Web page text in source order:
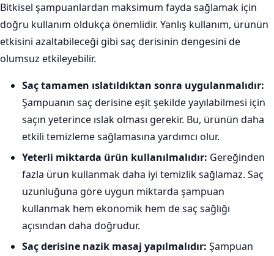
Bitkisel şampuanlardan maksimum fayda sağlamak için
doğru kullanım oldukça önemlidir. Yanlış kullanım, ürünün
etkisini azaltabileceği gibi saç derisinin dengesini de
olumsuz etkileyebilir.
Saç tamamen ıslatıldıktan sonra uygulanmalıdır:
Şampuanın saç derisine eşit şekilde yayılabilmesi için
saçın yeterince ıslak olması gerekir. Bu, ürünün daha
etkili temizleme sağlamasına yardımcı olur.
Yeterli miktarda ürün kullanılmalıdır: Gereğinden
fazla ürün kullanmak daha iyi temizlik sağlamaz. Saç
uzunluğuna göre uygun miktarda şampuan
kullanmak hem ekonomik hem de saç sağlığı
açısından daha doğrudur.
Saç derisine nazik masaj yapılmalıdır: Şampuan